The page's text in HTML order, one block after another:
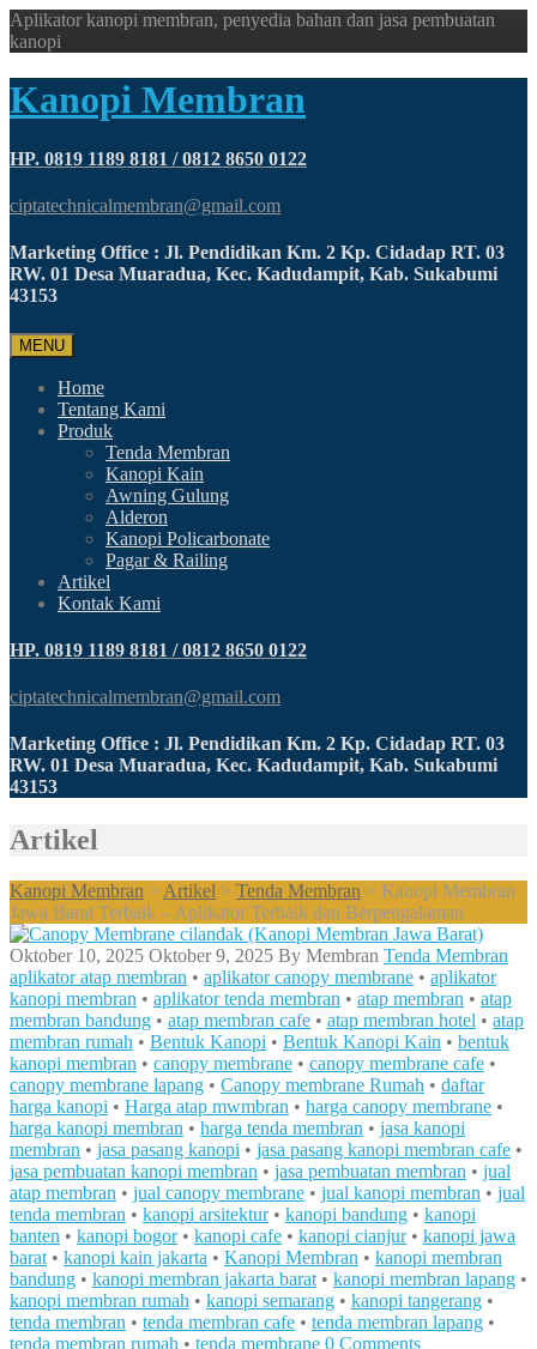
Aplikator kanopi membran, penyedia bahan dan jasa pembuatan
kanopi
Kanopi Membran
HP. 0819 1189 8181 / 0812 8650 0122
ciptatechnicalmembran@gmail.com
Marketing Office : Jl. Pendidikan Km. 2 Kp. Cidadap RT. 03
RW. 01 Desa Muaradua, Kec. Kadudampit, Kab. Sukabumi
43153
MENU
Home
Tentang Kami
Produk
Tenda Membran
Kanopi Kain
Awning Gulung
Alderon
Kanopi Policarbonate
Pagar & Railing
Artikel
Kontak Kami
HP. 0819 1189 8181 / 0812 8650 0122
ciptatechnicalmembran@gmail.com
Marketing Office : Jl. Pendidikan Km. 2 Kp. Cidadap RT. 03
RW. 01 Desa Muaradua, Kec. Kadudampit, Kab. Sukabumi
43153
Artikel
Kanopi Membran > Artikel > Tenda Membran > Kanopi Membran
Jawa Barat Terbaik – Aplikator Terbaik dan Berpengalaman
Oktober 10, 2025 Oktober 9, 2025 By Membran Tenda Membran
aplikator atap membran • aplikator canopy membrane • aplikator
kanopi membran • aplikator tenda membran • atap membran • atap
membran bandung • atap membran cafe • atap membran hotel • atap
membran rumah • Bentuk Kanopi • Bentuk Kanopi Kain • bentuk
kanopi membran • canopy membrane • canopy membrane cafe •
canopy membrane lapang • Canopy membrane Rumah • daftar
harga kanopi • Harga atap mwmbran • harga canopy membrane •
harga kanopi membran • harga tenda membran • jasa kanopi
membran • jasa pasang kanopi • jasa pasang kanopi membran cafe •
jasa pembuatan kanopi membran • jasa pembuatan membran • jual
atap membran • jual canopy membrane • jual kanopi membran • jual
tenda membran • kanopi arsitektur• kanopi bandung • kanopi
banten • kanopi bogor• kanopi cafe • kanopi cianjur• kanopi jawa
barat • kanopi kain jakarta • Kanopi Membran • kanopi membran
bandung • kanopi membran jakarta barat • kanopi membran lapang •
kanopi membran rumah • kanopi semarang • kanopi tangerang •
tenda membran • tenda membran cafe • tenda membran lapang •
tenda membran rumah • tenda membrane 0 Comments